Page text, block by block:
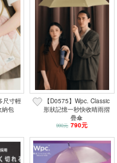
尺寸輕
納包
【D0575】Wpc. Classic
形狀記憶一秒快收晴雨摺
疊傘
990元 790元